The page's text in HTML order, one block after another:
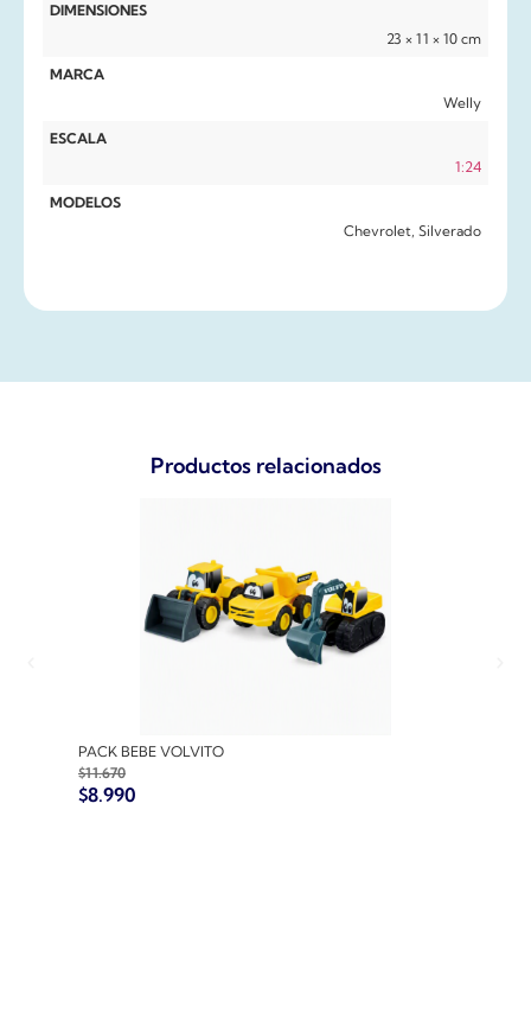
DIMENSIONES
23 × 11 × 10 cm
MARCA
Welly
ESCALA
1:24
MODELOS
Chevrolet, Silverado
Productos relacionados
PACK BEBE VOLVITO
$11.670
$8.990